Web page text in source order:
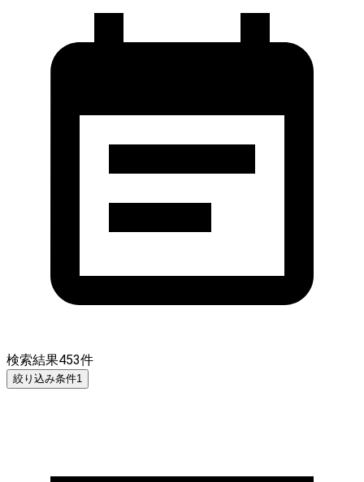
検索結果453件
絞り込み条件1